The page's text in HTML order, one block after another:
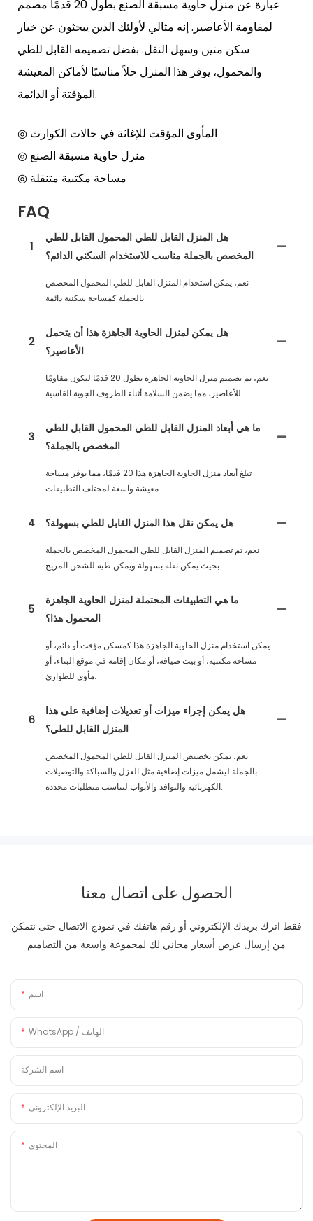
عبارة عن منزل حاوية مسبقة الصنع بطول 20 قدمًا مصمم
لمقاومة الأعاصير. إنه مثالي لأولئك الذين يبحثون عن خيار
سكن متين وسهل النقل. بفضل تصميمه القابل للطي
والمحمول، يوفر هذا المنزل حلاً مناسبًا لأماكن المعيشة
المؤقتة أو الدائمة.
◎ منزل حاوية مسبقة الصنع
◎ مساحة مكتبية متنقلة
FAQ
1
هل المنزل القابل للطي المحمول القابل للطي
المخصص بالجملة مناسب للاستخدام السكني الدائم؟
نعم، يمكن استخدام المنزل القابل للطي المحمول المخصص
بالجملة كمساحة سكنية دائمة.
2
هل يمكن لمنزل الحاوية الجاهزة هذا أن يتحمل
الأعاصير؟
نعم، تم تصميم منزل الحاوية الجاهزة بطول 20 قدمًا ليكون مقاومًا
للأعاصير، مما يضمن السلامة أثناء الظروف الجوية القاسية.
3
ما هي أبعاد المنزل القابل للطي المحمول القابل للطي
المخصص بالجملة؟
تبلغ أبعاد منزل الحاوية الجاهزة هذا 20 قدمًا، مما يوفر مساحة
معيشة واسعة لمختلف التطبيقات.
4 هل يمكن نقل هذا المنزل القابل للطي بسهولة؟
نعم، تم تصميم المنزل القابل للطي المحمول المخصص بالجملة
بحيث يمكن نقله بسهولة ويمكن طيه للشحن المريح.
5
ما هي التطبيقات المحتملة لمنزل الحاوية الجاهزة
المحمول هذا؟
يمكن استخدام منزل الحاوية الجاهزة هذا كمسكن مؤقت أو دائم، أو
مساحة مكتبية، أو بيت ضيافة، أو مكان إقامة في موقع البناء، أو
مأوى للطوارئ.
6
هل يمكن إجراء ميزات أو تعديلات إضافية على هذا
المنزل القابل للطي؟
نعم، يمكن تخصيص المنزل القابل للطي المحمول المخصص
بالجملة ليشمل ميزات إضافية مثل العزل والسباكة والتوصيلات
الكهربائية والنوافذ والأبواب لتناسب متطلبات محددة.
الحصول على اتصال معنا
فقط اترك بريدك الإلكتروني أو رقم هاتفك في نموذج الاتصال حتى نتمكن
من إرسال عرض أسعار مجاني لك لمجموعة واسعة من التصاميم
اسم
WhatsApp / الهاتف
اسم الشركة
البريد الإلكتروني
المحتوى